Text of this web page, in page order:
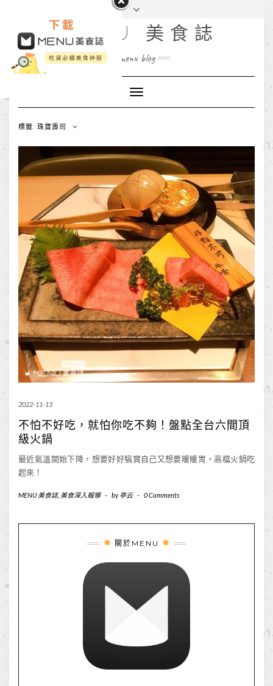
MENU 美食誌
menu blog
Toggle
Navigation
標籤: 珠寶壽司
2022-11-13
不怕不好吃，就怕你吃不夠！盤點全台六間頂
級火鍋
最近氣溫開始下降，想要好好犒賞自己又想要暖暖胃，高檔火鍋吃
起來！
MENU 美食誌, 美食深入報導 - by亭云 - 0 Comments
關於MENU